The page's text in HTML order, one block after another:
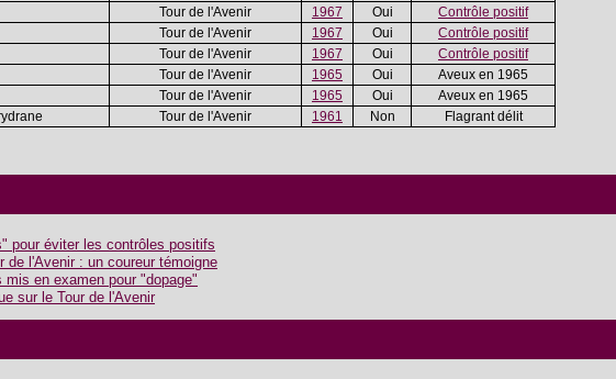
Tour de l'Avenir 1967 Oui
Contrôle positif
Tour de l'Avenir 1967 Oui
Contrôle positif
Tour de l'Avenir 1967 Oui
Contrôle positif
Tour de l'Avenir 1965 Oui
Aveux en 1965
Tour de l'Avenir 1965 Oui
Aveux en 1965
Tour de l'Avenir 1961 Non Flagrant délit
pour éviter les contrôles positifs
de l'Avenir : un coureur témoigne
en examen pour "dopage"
sur le Tour de l'Avenir